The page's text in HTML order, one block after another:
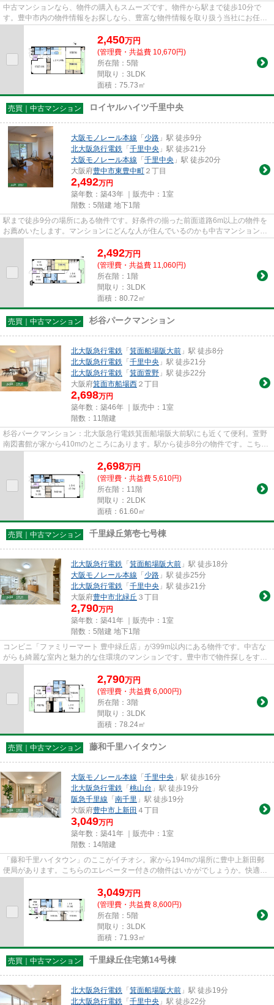
中古マンションなら、物件の購入もスムーズです。物件から駅まで徒歩10分で
す。豊中市内の物件情報をお探しなら、豊富な物件情報を取り扱う当社にお任せ
2,450万円
(管理費・共益費 10,670円)
所在階：5階
間取り：3LDK
面積：75.73㎡
売買｜中古マンション ロイヤルハイツ千里中央
大阪モノレール本線 「 少路 」駅 徒歩9分
北大阪急行電鉄 「 千里中央 」駅 徒歩21分
大阪モノレール本線 「 千里中央 」駅 徒歩20分
大阪府豊中市東豊中町 ２丁目
2,492万円
築年数：築43年 ｜販売中： 1室
階数：5階建 地下1階
駅まで徒歩9分の場所にある物件です。好条件の揃った前面道路6m以上の物件を
お薦めいたします。マンションにどんな人が住んでいるのかも中古マンションな
2,492万円
(管理費・共益費 11,060円)
所在階：1階
間取り：3LDK
面積：80.72㎡
売買｜中古マンション 杉谷パークマンション
北大阪急行電鉄 「 箕面船場阪大前 」駅 徒歩8分
北大阪急行電鉄 「 千里中央 」駅 徒歩21分
北大阪急行電鉄 「 箕面萱野 」駅 徒歩22分
大阪府箕面市船場西 ２丁目
2,698万円
築年数：築46年 ｜販売中： 1室
階数：11階建
杉谷パークマンション：北大阪急行電鉄箕面船場阪大前駅にも近くて便利。萱野
南図書館が家から410mのところにあります。駅から徒歩8分の物件です。こちら
2,698万円
(管理費・共益費 5,610円)
所在階：11階
間取り：2LDK
面積：61.60㎡
売買｜中古マンション 千里緑丘第壱七号棟
北大阪急行電鉄 「 箕面船場阪大前 」駅 徒歩18分
大阪モノレール本線 「 少路 」駅 徒歩25分
北大阪急行電鉄 「 千里中央 」駅 徒歩21分
大阪府豊中市北緑丘 ３丁目
2,790万円
築年数：築41年 ｜販売中： 1室
階数：5階建 地下1階
コンビニ「ファミリーマート 豊中緑丘店」が399m以内にある物件です。中古な
がらも綺麗な室内と魅力的な住環境のマンションです。豊中市で物件探しをする
2,790万円
(管理費・共益費 6,000円)
所在階：3階
間取り：3LDK
面積：78.24㎡
売買｜中古マンション 藤和千里ハイタウン
大阪モノレール本線 「 千里中央 」駅 徒歩16分
北大阪急行電鉄 「 桃山台 」駅 徒歩19分
阪急千里線 「 南千里 」駅 徒歩19分
大阪府豊中市上新田 ４丁目
3,049万円
築年数：築41年 ｜販売中： 1室
階数：14階建
「藤和千里ハイタウン」のここがイチオシ。家から194mの場所に豊中上新田郵
便局があります。こちらのエレベーター付きの物件はいかがでしょうか。快適な
3,049万円
(管理費・共益費 8,600円)
所在階：5階
間取り：3LDK
面積：71.93㎡
売買｜中古マンション 千里緑丘住宅第14号棟
北大阪急行電鉄 「 箕面船場阪大前 」駅 徒歩19分
北大阪急行電鉄 「 千里中央 」駅 徒歩22分